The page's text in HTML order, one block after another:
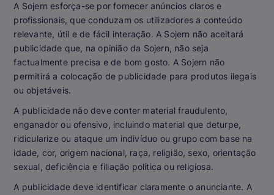
A Sojern esforça-se por fornecer anúncios claros e
profissionais, que conduzam os utilizadores a conteúdo
relevante, útil e de fácil interação. A Sojern não aceitará
publicidade que, na opinião da Sojern, não seja
factualmente precisa e de bom gosto. A Sojern não
permitirá a colocação de publicidade para produtos ilegais
ou objetáveis.
A publicidade não deve conter material fraudulento,
enganador ou ofensivo, incluindo material que deturpe,
ridicularize ou ataque um indivíduo ou grupo com base na
idade, cor, origem nacional, raça, religião, sexo, orientação
sexual, deficiência e filiação política ou religiosa.
A publicidade deve identificar claramente o anunciante. A